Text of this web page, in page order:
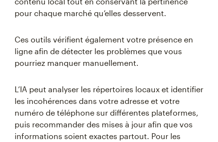
pour chaque marché qu’elles desservent.
Ces outils vérifient également votre présence en
ligne afin de détecter les problèmes que vous
pourriez manquer manuellement.
L’IA peut analyser les répertoires locaux et identifier
les incohérences dans votre adresse et votre
numéro de téléphone sur différentes plateformes,
puis recommander des mises à jour afin que vos
informations soient exactes partout. Pour les